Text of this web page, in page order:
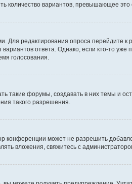
количество вариантов, превышающее
редактирования опроса перейдите к
ответа. Однако, если кто-то
голосования.
форумы, создавать в них темы и
такого разрешения.
может не разрешить
вложения, свяжитесь с